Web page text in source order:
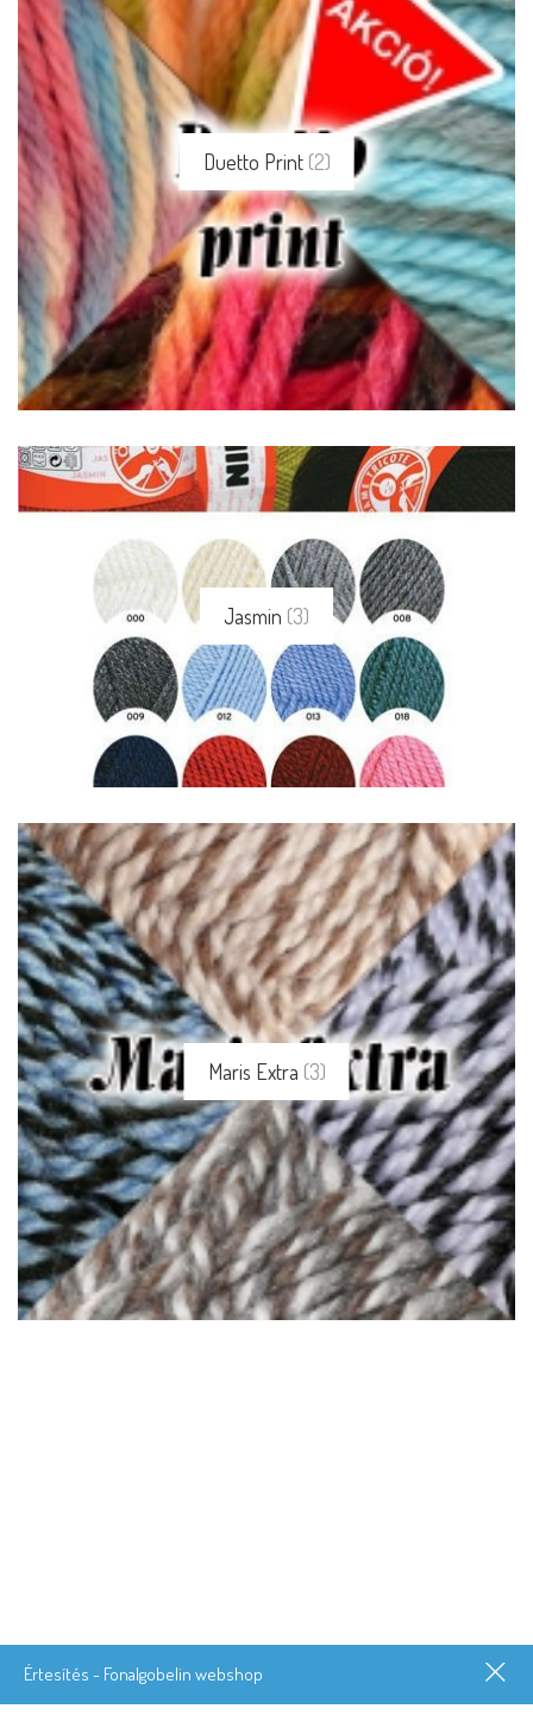
Duetto Print (2)
Jasmin (3)
Maris Extra (3)
Értesítés - Fonalgobelin webshop